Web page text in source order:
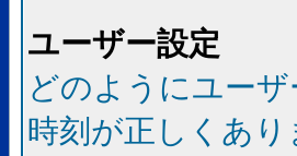
ユーザー設定
どのようにユー
時刻が正しくあり